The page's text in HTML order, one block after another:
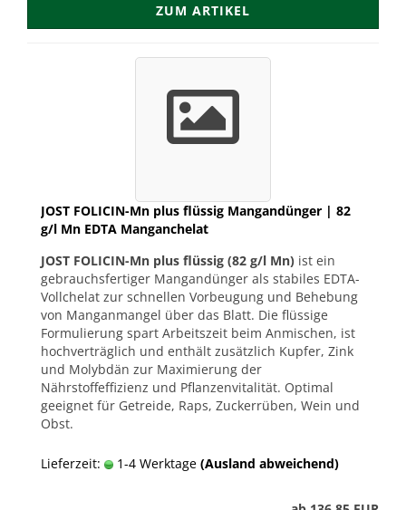
ZUM ARTIKEL
JOST FOLICIN-Mn plus flüssig Mangandünger | 82
g/l Mn EDTA Manganchelat
JOST FOLICIN-Mn plus flüssig (82 g/l Mn) ist ein
gebrauchsfertiger Mangandünger als stabiles EDTA-
Vollchelat zur schnellen Vorbeugung und Behebung
von Manganmangel über das Blatt. Die flüssige
Formulierung spart Arbeitszeit beim Anmischen, ist
hochverträglich und enthält zusätzlich Kupfer, Zink
und Molybdän zur Maximierung der
Nährstoffeffizienz und Pflanzenvitalität. Optimal
geeignet für Getreide, Raps, Zuckerrüben, Wein und
Obst.
Lieferzeit: 1-4 Werktage (Ausland abweichend)